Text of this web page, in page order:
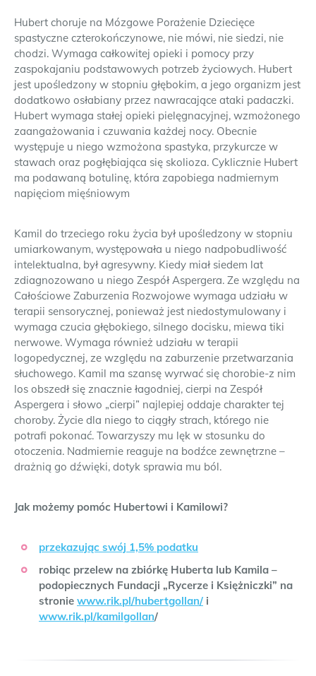
Hubert choruje na Mózgowe Porażenie Dziecięce
spastyczne czterokończynowe, nie mówi, nie siedzi, nie
chodzi. Wymaga całkowitej opieki i pomocy przy
zaspokajaniu podstawowych potrzeb życiowych. Hubert
jest upośledzony w stopniu głębokim, a jego organizm jest
dodatkowo osłabiany przez nawracające ataki padaczki.
Hubert wymaga stałej opieki pielęgnacyjnej, wzmożonego
zaangażowania i czuwania każdej nocy. Obecnie
występuje u niego wzmożona spastyka, przykurcze w
stawach oraz pogłębiająca się skolioza. Cyklicznie Hubert
ma podawaną botulinę, która zapobiega nadmiernym
napięciom mięśniowym
Kamil do trzeciego roku życia był upośledzony w stopniu
umiarkowanym, występowała u niego nadpobudliwość
intelektualna, był agresywny. Kiedy miał siedem lat
zdiagnozowano u niego Zespół Aspergera. Ze względu na
Całościowe Zaburzenia Rozwojowe wymaga udziału w
terapii sensorycznej, ponieważ jest niedostymulowany i
wymaga czucia głębokiego, silnego docisku, miewa tiki
nerwowe. Wymaga również udziału w terapii
logopedycznej, ze względu na zaburzenie przetwarzania
słuchowego. Kamil ma szansę wyrwać się chorobie-z nim
los obszedł się znacznie łagodniej, cierpi na Zespół
Aspergera i słowo „cierpi” najlepiej oddaje charakter tej
choroby. Życie dla niego to ciągły strach, którego nie
potrafi pokonać. Towarzyszy mu lęk w stosunku do
otoczenia. Nadmiernie reaguje na bodźce zewnętrzne –
drażnią go dźwięki, dotyk sprawia mu ból.
Jak możemy pomóc Hubertowi i Kamilowi?
przekazując swój 1,5% podatku
robiąc przelew na zbiórkę Huberta lub Kamila –
podopiecznych Fundacji „Rycerze i Księżniczki” na
stronie www.rik.pl/hubertgollan/ i
www.rik.pl/kamilgollan/